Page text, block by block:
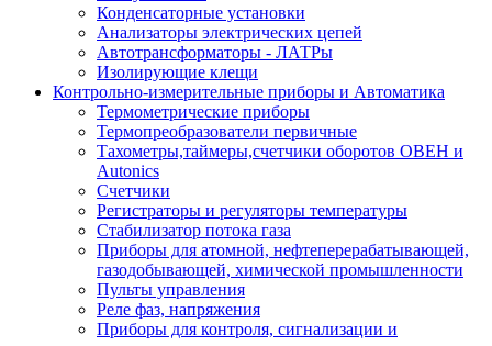
Конденсаторные установки
Анализаторы электрических цепей
Автотрансформаторы - ЛАТРы
Изолирующие клещи
Контрольно-измерительные приборы и Автоматика
Термометрические приборы
Термопреобразователи первичные
Тахометры,таймеры,счетчики оборотов ОВЕН и
Autonics
Счетчики
Регистраторы и регуляторы температуры
Стабилизатор потока газа
Приборы для атомной, нефтеперерабатывающей,
газодобывающей, химической промышленности
Пульты управления
Реле фаз, напряжения
Приборы для контроля, сигнализации и